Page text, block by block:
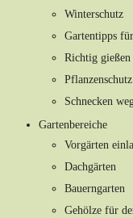
Winterschutz
Gartentipps
Richtig gießen
Schnecken
Gartenbereiche
Vorgärten
Dachgärten
Bauerngarten
Gehölze für